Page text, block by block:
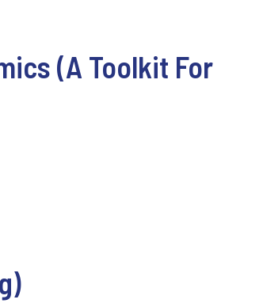
(A Toolkit For